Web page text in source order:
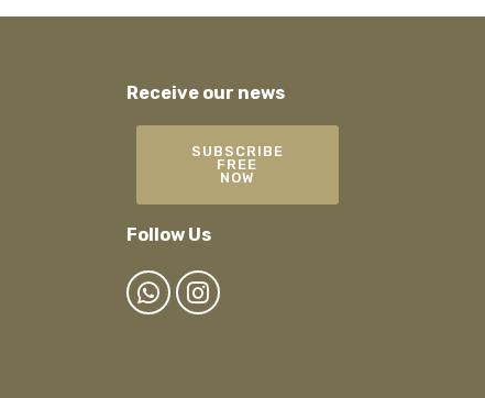
Receive our news
SUBSCRIBE
FREE
NOW
Follow Us